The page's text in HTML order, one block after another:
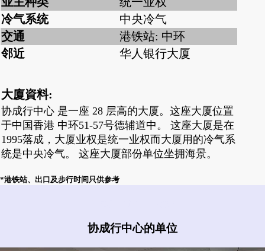
冷气系统
中央冷气
交通
港铁站: 中环
邻近
华人银行大厦
大廈資料:
协成行中心 是一座 28 层高的大厦。这座大厦位置
于中国香港 中环51-57号德辅道中。 这座大厦是在
1995落成，大厦业权是统一业权而大厦用的冷气系
统是中央冷气。 这座大厦部份单位坐拥海景。
*港铁站、出口及步行时间只供参考
协成行中心的单位